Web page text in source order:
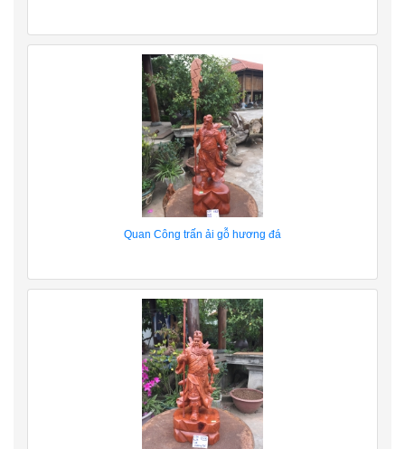
Quan Công trấn ải gỗ hương đá